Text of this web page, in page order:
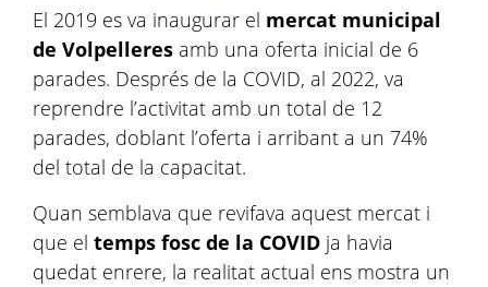
El 2019 es va inaugurar el mercat municipal
de Volpelleres amb una oferta inicial de 6
parades. Després de la COVID, al 2022, va
reprendre l’activitat amb un total de 12
parades, doblant l’oferta i arribant a un 74%
del total de la capacitat.
Quan semblava que revifava aquest mercat i
que el temps fosc de la COVID ja havia
quedat enrere, la realitat actual ens mostra un